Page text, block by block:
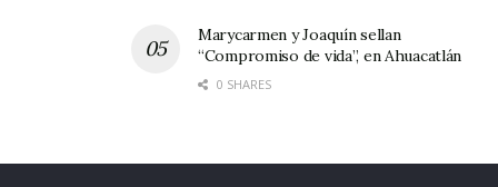
Marycarmen y Joaquín sellan
“Compromiso de vida”, en Ahuacatlán
0 SHARES